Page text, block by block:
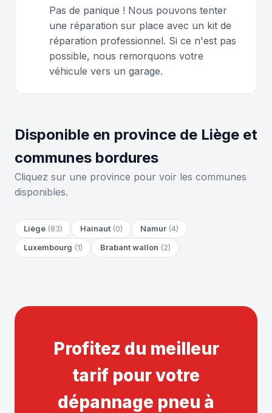
Pas de panique ! Nous pouvons tenter
une réparation sur place avec un kit de
réparation professionnel. Si ce n'est pas
possible, nous remorquons votre
véhicule vers un garage.
Disponible en province de Liège et
communes bordures
Cliquez sur une province pour voir les communes
disponibles.
Liège (83) Hainaut (0) Namur (4)
Luxembourg (1) Brabant wallon (2)
Profitez du meilleur
tarif pour votre
dépannage pneu à